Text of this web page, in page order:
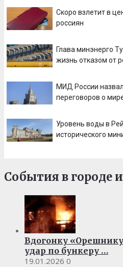
Скоро взлетит в
россиян
Глава минэнерго
жизнь отказом от
МИД России
переговоров о
Уровень воды в
исторического
События в городе
Вдогонку
удар по бункеру …
19.01.2026 0